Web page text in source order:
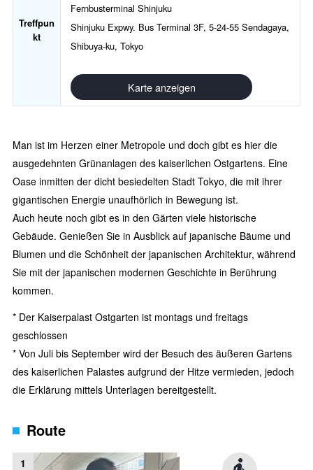
Treffpun
kt
Fernbusterminal Shinjuku
Shinjuku Expwy. Bus Terminal 3F, 5-24-55 Sendagaya,
Shibuya-ku, Tokyo
Karte anzeigen
Man ist im Herzen einer Metropole und doch gibt es hier die
ausgedehnten Grünanlagen des kaiserlichen Ostgartens. Eine
Oase inmitten der dicht besiedelten Stadt Tokyo, die mit ihrer
gigantischen Energie unaufhörlich in Bewegung ist.
Auch heute noch gibt es in den Gärten viele historische
Gebäude. Genießen Sie in Ausblick auf japanische Bäume und
Blumen und die Schönheit der japanischen Architektur, während
Sie mit der japanischen modernen Geschichte in Berührung
kommen.
* Der Kaiserpalast Ostgarten ist montags und freitags
geschlossen
* Von Juli bis September wird der Besuch des äußeren Gartens
des kaiserlichen Palastes aufgrund der Hitze vermieden, jedoch
die Erklärung mittels Unterlagen bereitgestellt.
Route
1